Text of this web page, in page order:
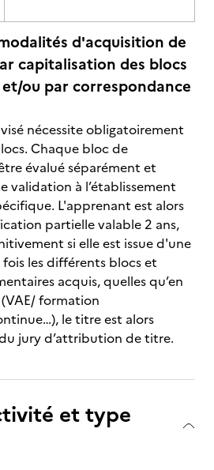
d'acquisition de
capitalisation des blocs
ou par correspondance
nécessite obligatoirement
Chaque bloc de
évalué séparément et
validation à l’établissement
L'apprenant est alors
partielle valable 2 ans,
si elle est issue d'une
les différents blocs et
acquis, quelles qu’en
formation
le titre est alors
jury d’attribution de titre.
et type